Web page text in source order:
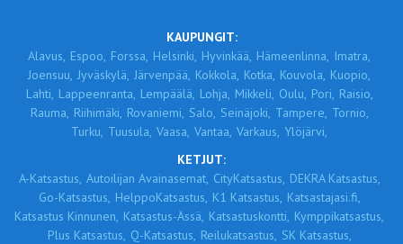
KAUPUNGIT:
Alavus, Espoo, Forssa, Helsinki, Hyvinkää, Hämeenlinna, Imatra,
Joensuu, Jyväskylä, Järvenpää, Kokkola, Kotka, Kouvola, Kuopio,
Lahti, Lappeenranta, Lempäälä, Lohja, Mikkeli, Oulu, Pori, Raisio,
Rauma, Riihimäki, Rovaniemi, Salo, Seinäjoki, Tampere, Tornio,
Turku, Tuusula, Vaasa, Vantaa, Varkaus, Ylöjärvi,
KETJUT:
A-Katsastus, Autoilijan Avainasemat, CityKatsastus, DEKRA Katsastus,
Go-Katsastus, HelppoKatsastus, K1 Katsastus, Katsastajasi.fi,
Katsastus Kinnunen, Katsastus-Ässä, Katsastuskontti, Kymppikatsastus,
Plus Katsastus, Q-Katsastus, Reilukatsastus, SK Katsastus,